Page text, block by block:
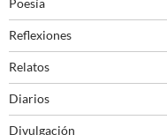
Poesía
Reflexiones
Relatos
Diarios
Divulgación